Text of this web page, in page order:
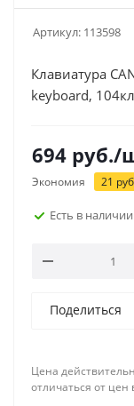
Артикул: 113598
Клавиатура
keyboard,
694 руб./
Экономия 21
Есть в наличии
Поделиться
Цена
отличаться от